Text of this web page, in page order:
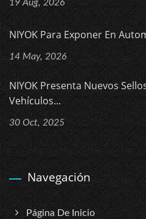
19 Aug, 2026
NIYOK Para Exponer En
14 May, 2026
NIYOK Presenta Nuevos
Vehículos...
30 Oct, 2025
Navegación
Página De Inicio